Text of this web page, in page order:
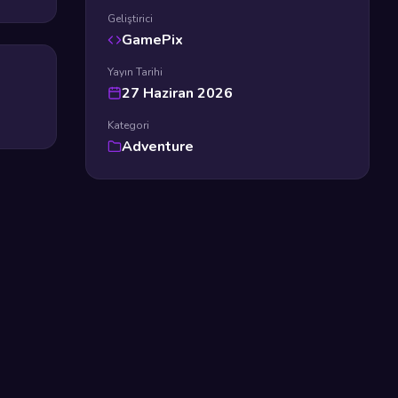
Geliştirici
GamePix
Yayın Tarihi
27 Haziran 2026
Kategori
Adventure